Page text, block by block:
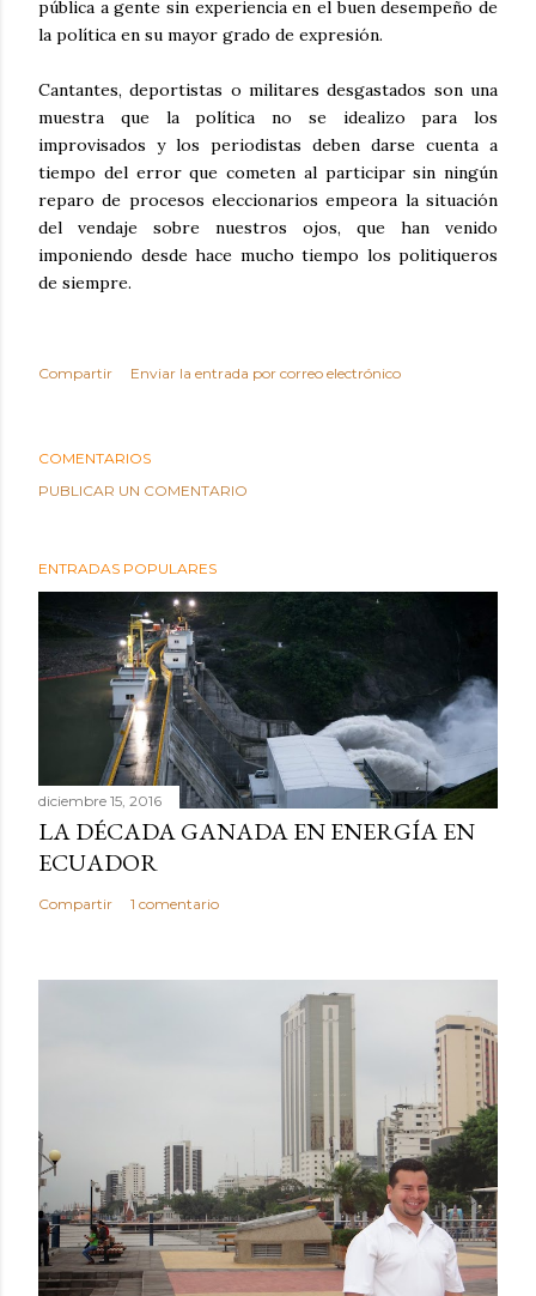
pública a gente sin experiencia en el buen desempeño de
la política en su mayor grado de expresión.
Cantantes, deportistas o militares desgastados son una
muestra que la política no se idealizo para los
improvisados y los periodistas deben darse cuenta a
tiempo del error que cometen al participar sin ningún
reparo de procesos eleccionarios empeora la situación
del vendaje sobre nuestros ojos, que han venido
imponiendo desde hace mucho tiempo los politiqueros
de siempre.
Compartir Enviar la entrada por correo electrónico
COMENTARIOS
PUBLICAR UN COMENTARIO
ENTRADAS POPULARES
diciembre 15, 2016
LA DÉCADA GANADA EN ENERGÍA EN
ECUADOR
Compartir 1 comentario